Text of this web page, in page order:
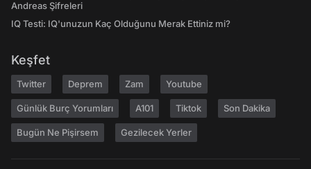
Andreas Şifreleri
IQ Testi: IQ'unuzun Kaç Olduğunu Merak Ettiniz mi?
Keşfet
Twitter Deprem Zam Youtube
Günlük Burç Yorumları A101 Tiktok Son Dakika
Bugün Ne Pişirsem Gezilecek Yerler